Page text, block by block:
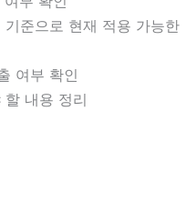
준으로 현재 적용 가능한
여부 확인
내용 정리